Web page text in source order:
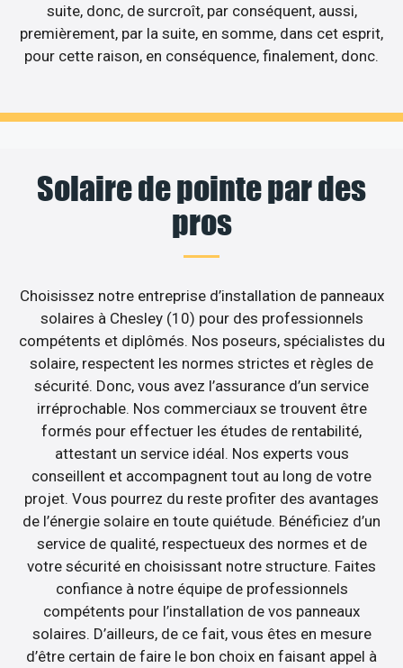
suite, donc, de surcroît, par conséquent, aussi,
premièrement, par la suite, en somme, dans cet esprit,
pour cette raison, en conséquence, finalement, donc.
Solaire de pointe par des
pros
Choisissez notre entreprise d’installation de panneaux
solaires à Chesley (10) pour des professionnels
compétents et diplômés. Nos poseurs, spécialistes du
solaire, respectent les normes strictes et règles de
sécurité. Donc, vous avez l’assurance d’un service
irréprochable. Nos commerciaux se trouvent être
formés pour effectuer les études de rentabilité,
attestant un service idéal. Nos experts vous
conseillent et accompagnent tout au long de votre
projet. Vous pourrez du reste profiter des avantages
de l’énergie solaire en toute quiétude. Bénéficiez d’un
service de qualité, respectueux des normes et de
votre sécurité en choisissant notre structure. Faites
confiance à notre équipe de professionnels
compétents pour l’installation de vos panneaux
solaires. D’ailleurs, de ce fait, vous êtes en mesure
d’être certain de faire le bon choix en faisant appel à